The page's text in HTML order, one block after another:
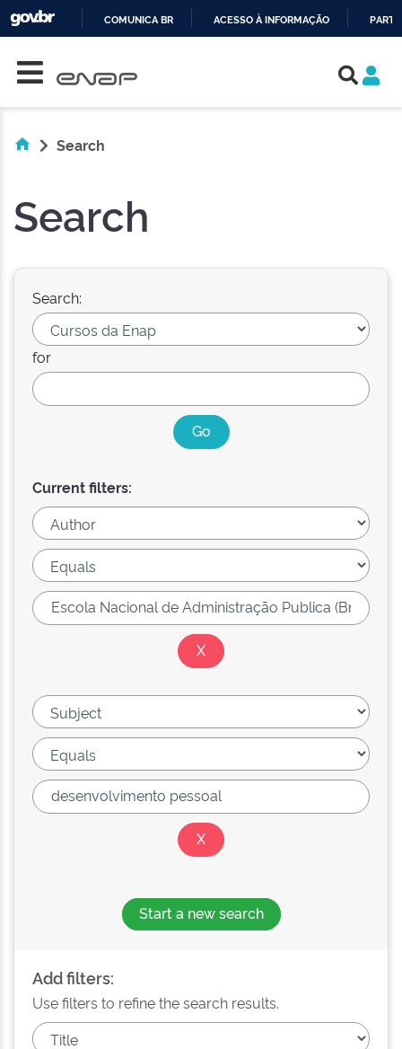
COMUNICA BR ACESSO À INFORMAÇÃO
Search
Search
Search:
for
Current filters:
Start a new search
Add filters:
Use filters to refine the search results.